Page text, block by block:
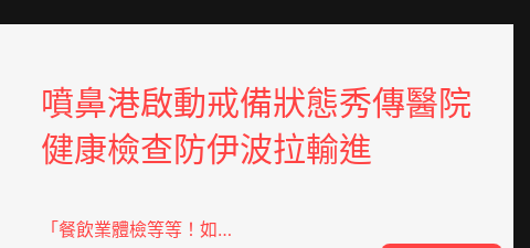
噴鼻港啟動戒備狀態秀傳醫院
健康檢查防伊波拉輸進
「餐飲業體檢等等！如…